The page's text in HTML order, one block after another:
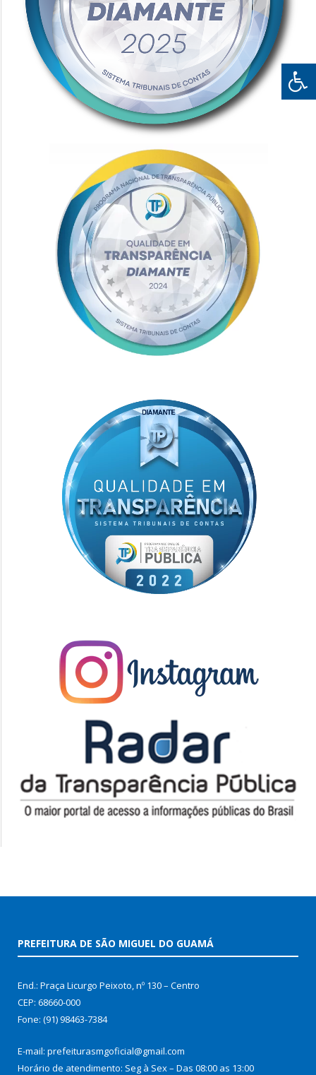
PREFEITURA DE SÃO MIGUEL DO GUAMÁ
End.: Praça Licurgo Peixoto, nº 130 – Centro
CEP: 68660-000
Fone: (91) 98463-7384
E-mail: prefeiturasmgoficial@gmail.com
Horário de atendimento: Seg à Sex – Das 08:00 as 13:00